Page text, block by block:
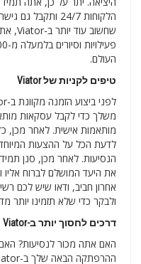
הלקוחות 24/7
העולם.
טיפים לקניות של Viator
משלך כדי לקבל עסקאות
מותאמות אישית. לאחר מכן,
לדעת הכל על ההצעות
הנסיעות. לאחר מכן, סנן
את היעד המושלם לברוח אליו
אחרון חביב, ודאו שיש לכם
ולבקר כדי שלא תזמינו יותר
דרכים לחסוך יותר ב-Viator
האם אתה מכור לנסיעות?